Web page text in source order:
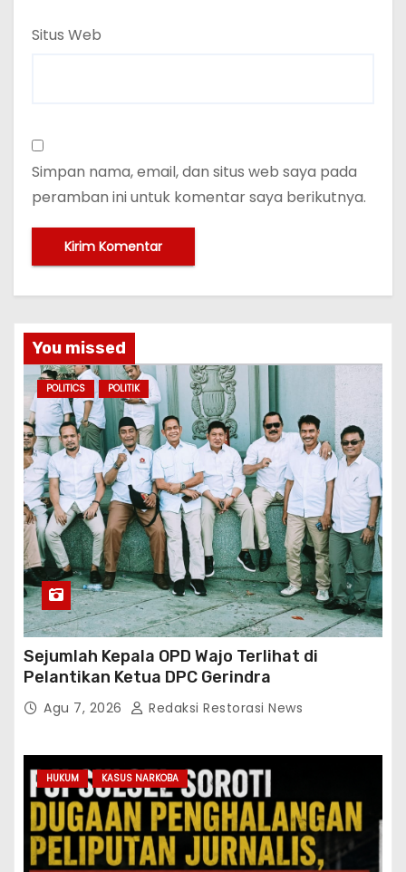
Situs Web
Simpan nama, email, dan situs web saya pada
peramban ini untuk komentar saya berikutnya.
You missed
POLITICS POLITIK
Sejumlah Kepala OPD Wajo Terlihat di
Pelantikan Ketua DPC Gerindra
Agu 7, 2026 Redaksi Restorasi News
HUKUM KASUS NARKOBA